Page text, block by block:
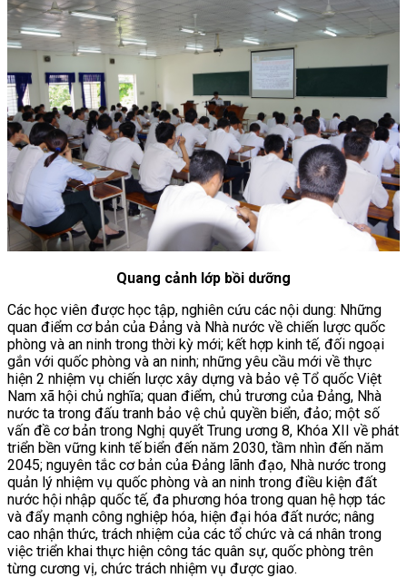
Quang cảnh lớp bồi dưỡng
Các học viên được học tập, nghiên cứu các nội dung: Những
quan điểm cơ bản của Đảng và Nhà nước về chiến lược quốc
phòng và an ninh trong thời kỳ mới; kết hợp kinh tế, đối ngoại
gắn với quốc phòng và an ninh; những yêu cầu mới về thực
hiện 2 nhiệm vụ chiến lược xây dựng và bảo vệ Tổ quốc Việt
Nam xã hội chủ nghĩa; quan điểm, chủ trương của Đảng, Nhà
nước ta trong đấu tranh bảo vệ chủ quyền biển, đảo; một số
vấn đề cơ bản trong Nghị quyết Trung ương 8, Khóa XII về phát
triển bền vững kinh tế biển đến năm 2030, tầm nhìn đến năm
2045; nguyên tắc cơ bản của Đảng lãnh đạo, Nhà nước trong
quản lý nhiệm vụ quốc phòng và an ninh trong điều kiện đất
nước hội nhập quốc tế, đa phương hóa trong quan hệ hợp tác
và đẩy mạnh công nghiệp hóa, hiện đại hóa đất nước; nâng
cao nhận thức, trách nhiệm của các tổ chức và cá nhân trong
việc triển khai thực hiện công tác quân sự, quốc phòng trên
từng cương vị, chức trách nhiệm vụ được giao.